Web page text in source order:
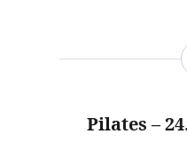
Pilates –